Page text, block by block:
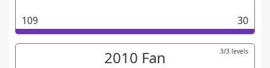
109 30
2010 Fan 3/3 levels